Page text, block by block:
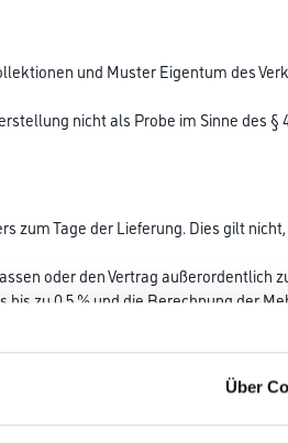
Über
und Muster Eigentum des
nicht als Probe im Sinne des §
Tage der Lieferung. Dies gilt
oder den Vertrag außerordentlich
zu 0,5 % und die Berechnung der
die vereinbarten Liefermengen